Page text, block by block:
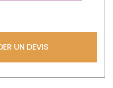
UN DEVIS